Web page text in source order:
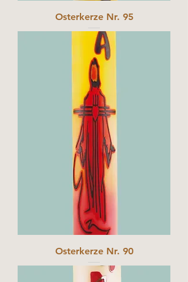
Osterkerze Nr. 95
Osterkerze Nr. 90